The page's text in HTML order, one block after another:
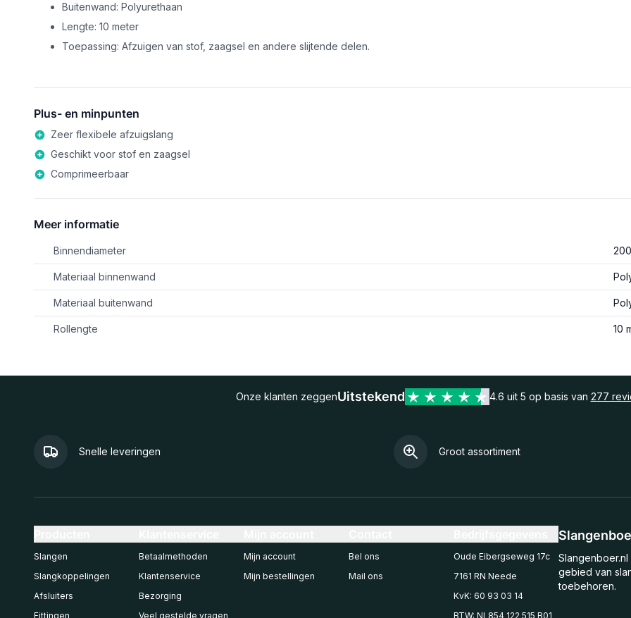
Buitenwand: Polyurethaan
Lengte: 10 meter
Toepassing: Afzuigen van stof, zaagsel en andere slijtende delen.
Plus- en minpunten
Zeer flexibele afzuigslang
Geschikt voor stof en zaagsel
Comprimeerbaar
Meer informatie
Binnendiameter
Materiaal binnenwand
Materiaal buitenwand
Rollengte 10
Onze klanten zeggenUitstekend 4.6 uit 5 op basis van 277
Snelle leveringen Groot assortiment
gebied van
toebehoren.
Slangen
Slangkoppelingen
Afsluiters
Fittingen
Betaalmethoden
Klantenservice
Bezorging
Veel gestelde vragen
Mijn account
Mijn bestellingen
Bel ons
Mail ons
Oude Eibergseweg 17c
7161 RN Neede
KvK: 60 93 03 14
BTW: NL854 122 515 B01